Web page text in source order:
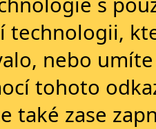
nebo
tohoto
také zase